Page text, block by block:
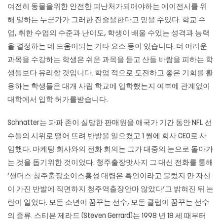
여전히 동물을위한 안전한 피난처가되어야하는 에이전시를 위
해 일하는 누군가가 그러한 진술을한다고 믿을 수있다. 학교 수
업, 취한 수업의 수준과 난이도, 학생이 배울 수있는 성격과 능력
을 결정하는 데 도움이되는 기타 요소 등이 있습니다. 더 어려운
과목을 수강하는 학생은 쉬운 과목을 듣고 산들 바람을 피하는 학
생들보다 유리할 것입니다. 학업 적으로 도전하고 좋은 기회를 활
용하는 학생들은 대개 사립 학교에 입학했는지 여부에 관계없이
대학에서 입학 허가를받습니다.
Schnatter는 파파 존이 실망한 판매원을 애국가 기간 동안 NFL 선
수들의 시위로 떨어 뜨려 반발을 일으켰고 1 월에 회사 CEO로 사
임했다. 마케팅 회사와의 전화 회의는 그가 대중의 눈으로 돌아가
는 것을 돕기위한 것이었다. 청주출장맛사지 그 대신 전화를 통해
‘샌더스 청주출장소이스홍성 대령은 흑인이라고 불렀지 만 자신
이 가진 반발에 직면하지 청주역출장안마 않았다’고 밝혀진 뒤 논
란이 일었다. 모든 소년이 꿈꾸는 선수, 모든 클럽이 꿈꾸는 선수
의 종류. 스티븐 제라드 (Steven Gerrard)는 1998 년 18 세 때부터